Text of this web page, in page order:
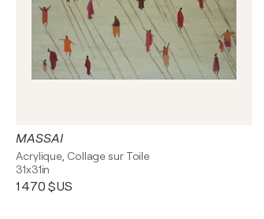
MASSAI
Acrylique, Collage sur Toile
31x31in
1 470 $US